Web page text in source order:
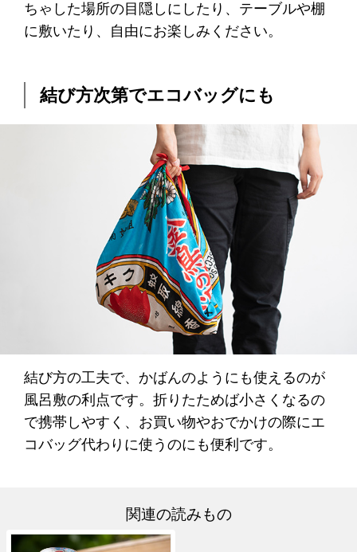
ちゃした場所の目隠しにしたり、テーブルや棚
に敷いたり、自由にお楽しみください。
結び方次第でエコバッグにも
結び方の工夫で、かばんのようにも使えるのが
風呂敷の利点です。折りたためば小さくなるの
で携帯しやすく、お買い物やおでかけの際にエ
コバッグ代わりに使うのにも便利です。
関連の読みもの